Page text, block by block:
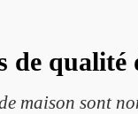
de
maison sont